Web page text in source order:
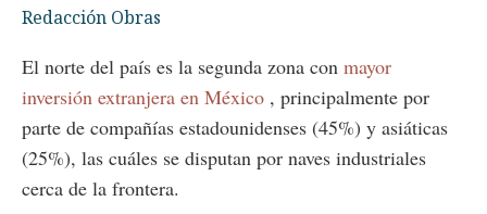
Redacción Obras
El norte del país es la segunda zona con mayor
inversión extranjera en México , principalmente por
parte de compañías estadounidenses (45%) y asiáticas
(25%), las cuáles se disputan por naves industriales
cerca de la frontera.